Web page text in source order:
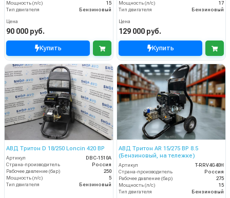
Мощность (л/с)
15
Тип двигателя
Бензиновый
Цена
90 000 руб.
Купить
Мощность (л/с)
17
Тип двигателя
Бензиновый
Цена
129 000 руб.
Купить
АВД Тритон D 18/250 Loncin 420 BP
Артикул
DBC-1510A
Страна-производитель
Россия
Рабочее давление (бар)
250
Мощность (л/с)
5
Тип двигателя
Бензиновый
АВД Тритон AR 15/275 ВР 8.5
(Бензиновый, на тележке)
Артикул
T-RRV4G40H
Страна-производитель
Россия
Рабочее давление (бар)
275
Мощность (л/с)
15
Тип двигателя
Бензиновый